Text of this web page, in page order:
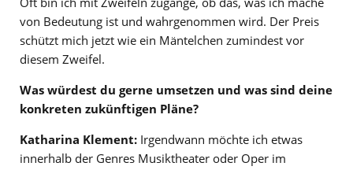
von Bedeutung ist und wahrgenommen wird. Der Preis
schützt mich jetzt wie ein Mäntelchen zumindest vor
diesem Zweifel.
Was würdest du gerne umsetzen und was sind deine
konkreten zukünftigen Pläne?
Katharina Klement: Irgendwann möchte ich etwas
innerhalb der Genres Musiktheater oder Oper im